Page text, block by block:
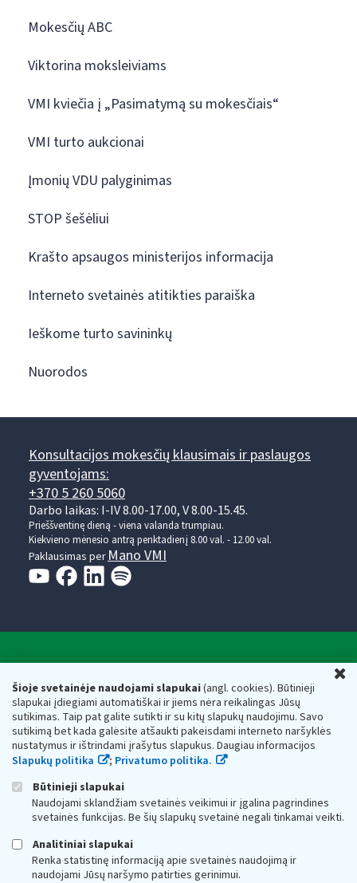
Šioje svetainėje naudojami slapukai(angl. cookies). Būtinieji
slapukai įdiegiami automatiškai ir jiems nėra reikalingas Jūsų
sutikimas. Taip pat galite sutikti ir su kitų slapukų naudojimu. Savo
sutikimą bet kada galėsite atšaukti pakeisdami interneto naršyklės
nustatymus ir ištrindami įrašytus slapukus. Daugiau informacijos
Slapukų politika
; Privatumo politika.
Būtinieji slapukai
Naudojami sklandžiam svetainės veikimui ir įgalina pagrindines
svetainės funkcijas. Be šių slapukų svetainė negali tinkamai veikti.
Analitiniai slapukai
Renka statistinę informaciją apie svetainės naudojimą ir
naudojami Jūsų naršymo patirties gerinimui.
Mokesčių ABC
Viktorina moksleiviams
VMI kviečia į „Pasimatymą su mokesčiais“
VMI turto aukcionai
Įmonių VDU palyginimas
STOP šešėliui
Krašto apsaugos ministerijos informacija
Interneto svetainės atitikties paraiška
Ieškome turto savininkų
Nuorodos
Konsultacijos mokesčių klausimais ir paslaugos
gyventojams:
+370 5 260 5060
Darbo laikas: I-IV 8.00-17.00, V 8.00-15.45.
Prieššventinę dieną - viena valanda trumpiau.
Kiekvieno mėnesio antrą penktadienį 8.00 val. - 12.00 val.
Paklausimas per Mano VMI
Respublikos finansų ministerijos
Biudžetinė įstaiga. Juridinio asmens kodas — 188659752,
adresas: Vasario 16-osios g. 14, 01107 Vilnius, Lietuva, el.paštas:
vmi@vmi.lt, E. pristatymo dėžutės adresas 188659752
Duomenys apie Valstybinę mokesčių inspekciją prie Lietuvos
Respublikos finansų ministerijos kaupiami ir saugomi Juridinių